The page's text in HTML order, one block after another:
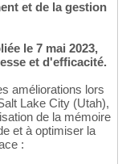
et de la gestion
le 7 mai 2023,
et d'efficacité.
améliorations lors
Lake City (Utah),
de la mémoire
et à optimiser la
: